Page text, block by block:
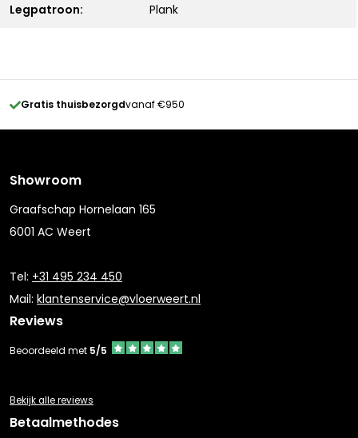
Legpatroon: Plank
Gratis thuisbezorgdvanaf €950
Showroom
Graafschap Hornelaan 165
6001 AC Weert
Tel: +31 495 234 450
Mail: klantenservice@vloerweert.nl
Reviews
Beoordeeld met 5/5
Bekijk alle reviews
Betaalmethodes